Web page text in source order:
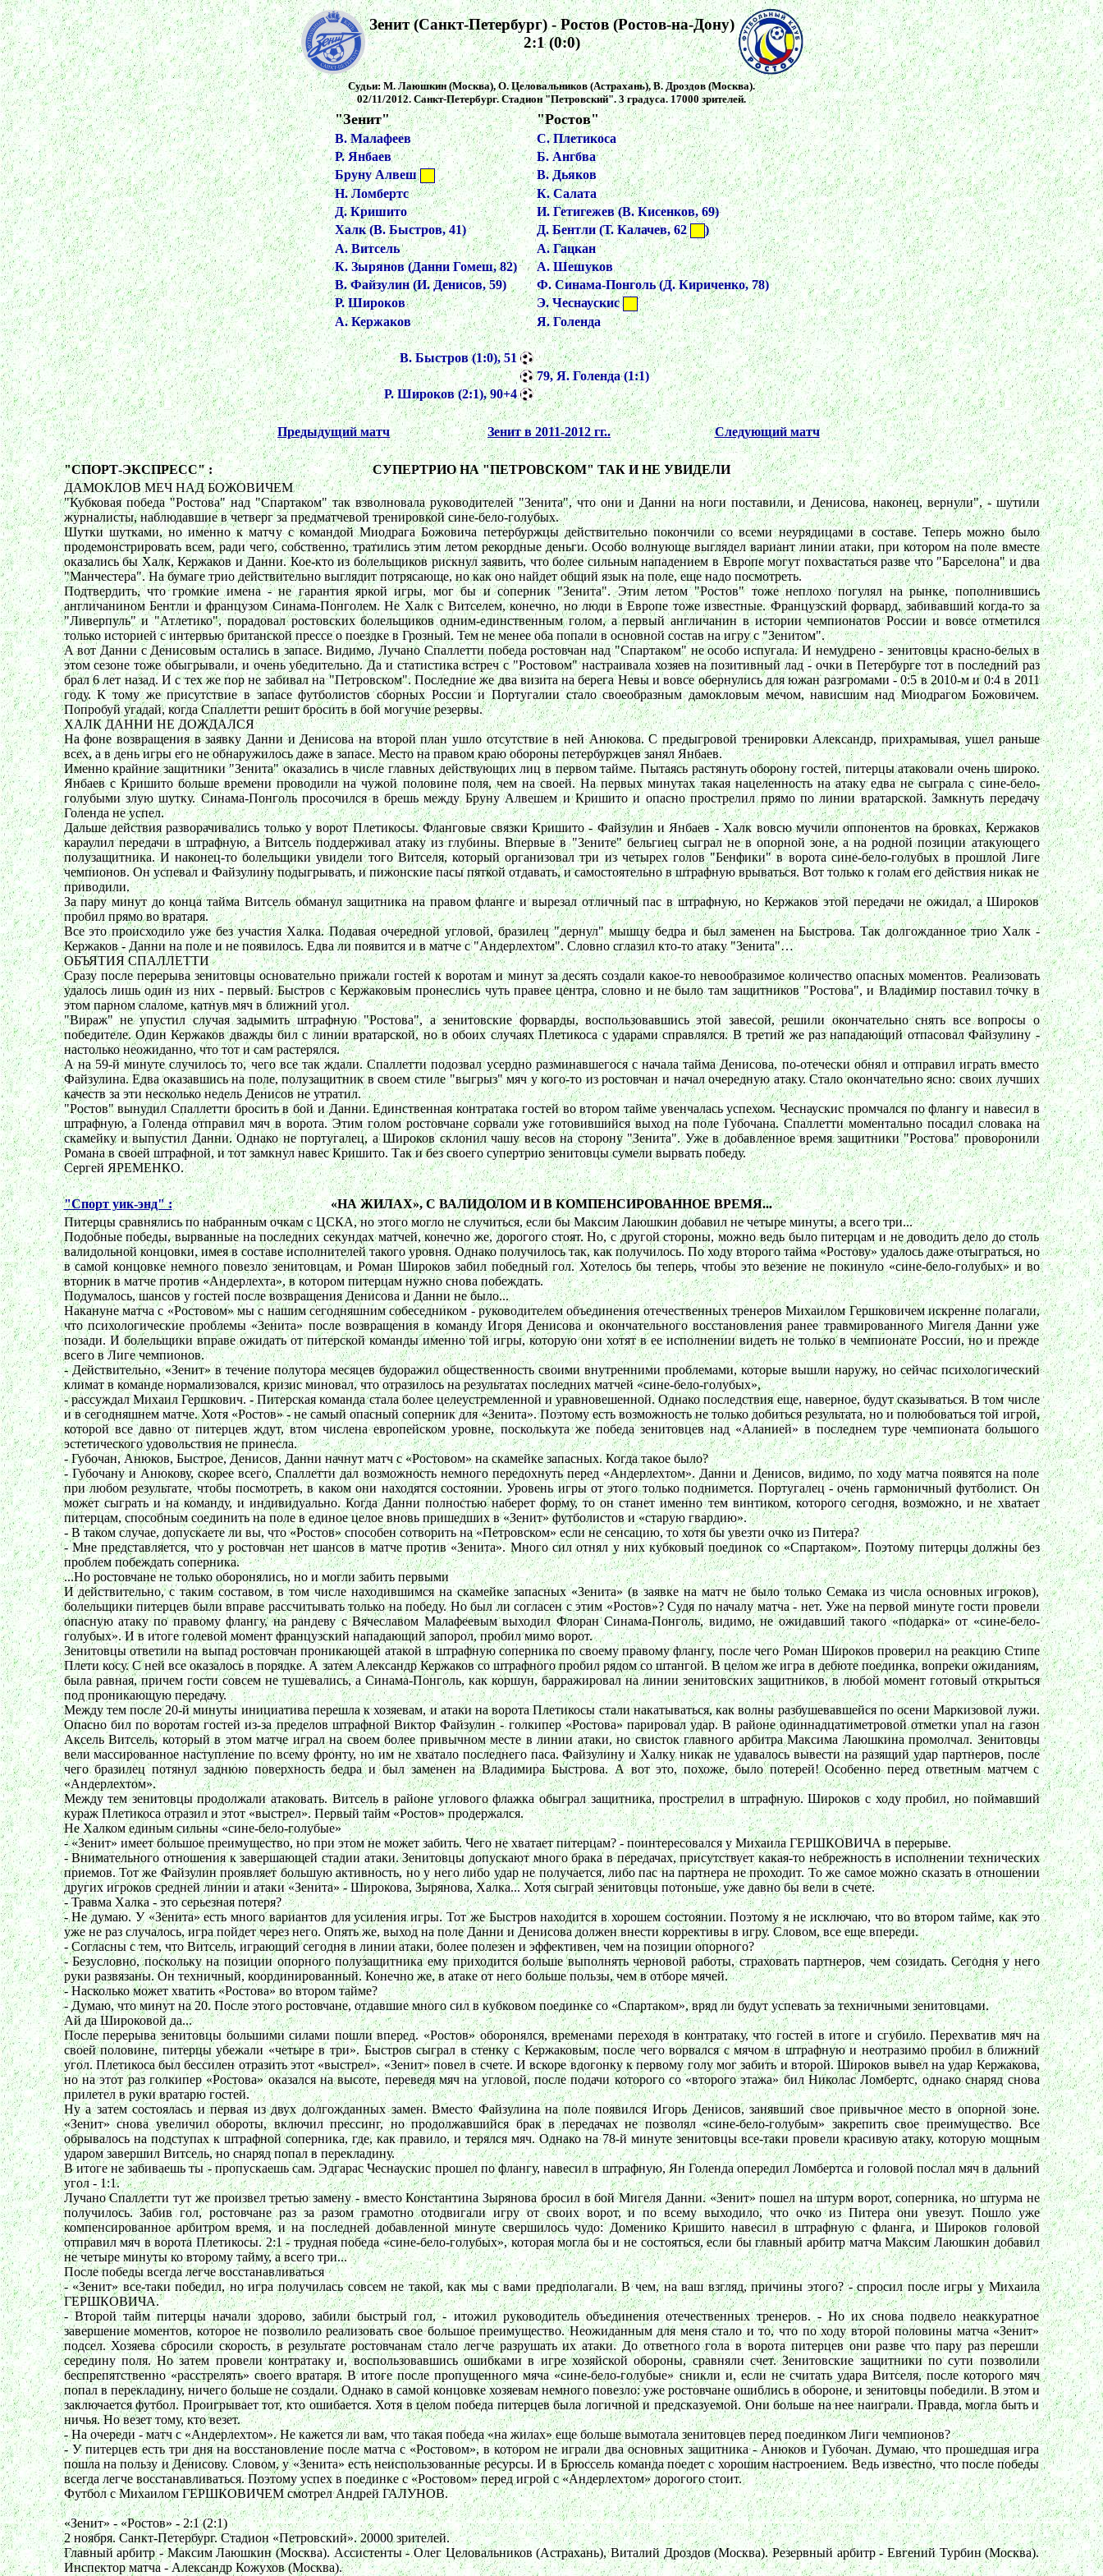
Зенит (Санкт-Петербург) - Ростов (Ростов-на-Дону)
2:1 (0:0)
Судьи: М. Лаюшкин (Москва), О. Целовальников (Астрахань), В. Дроздов (Москва).
02/11/2012. Санкт-Петербург. Стадион "Петровский". 3 градуса. 17000 зрителей.
"Зенит" "Ростов"
В. Малафеев
С. Плетикоса
Р. Янбаев
Б. Ангбва
Бруну Алвеш
В. Дьяков
Н. Ломбертс
К. Салата
Д. Кришито
И. Гетигежев (В. Кисенков, 69)
Халк (В. Быстров, 41)
Д. Бентли (Т. Калачев, 62
)
А. Витсель
А. Гацкан
К. Зырянов (Данни Гомеш, 82)
А. Шешуков
В. Файзулин (И. Денисов, 59)
Ф. Синама-Понголь (Д. Кириченко, 78)
Р. Широков
Э. Чеснаускис
А. Кержаков
Я. Голенда
В. Быстров (1:0), 51
79, Я. Голенда (1:1)
Р. Широков (2:1), 90+4
Предыдущий матч Зенит в 2011-2012 гг.. Следующий матч
"СПОРТ-ЭКСПРЕСС" :
СУПЕРТРИО НА "ПЕТРОВСКОМ" ТАК И НЕ УВИДЕЛИ
ДАМОКЛОВ МЕЧ НАД БОЖОВИЧЕМ
"Кубковая победа "Ростова" над "Спартаком" так взволновала руководителей "Зенита", что они и Данни на ноги поставили, и Денисова, наконец, вернули", - шутили
журналисты, наблюдавшие в четверг за предматчевой тренировкой сине-бело-голубых.
Шутки шутками, но именно к матчу с командой Миодрага Божовича петербуржцы действительно покончили со всеми неурядицами в составе. Теперь можно было
продемонстрировать всем, ради чего, собственно, тратились этим летом рекордные деньги. Особо волнующе выглядел вариант линии атаки, при котором на поле вместе
оказались бы Халк, Кержаков и Данни. Кое-кто из болельщиков рискнул заявить, что более сильным нападением в Европе могут похвастаться разве что "Барселона" и два
"Манчестера". На бумаге трио действительно выглядит потрясающе, но как оно найдет общий язык на поле, еще надо посмотреть.
Подтвердить, что громкие имена - не гарантия яркой игры, мог бы и соперник "Зенита". Этим летом "Ростов" тоже неплохо погулял на рынке, пополнившись
англичанином Бентли и французом Синама-Понголем. Не Халк с Витселем, конечно, но люди в Европе тоже известные. Французский форвард, забивавший когда-то за
"Ливерпуль" и "Атлетико", порадовал ростовских болельщиков одним-единственным голом, а первый англичанин в истории чемпионатов России и вовсе отметился
только историей с интервью британской прессе о поездке в Грозный. Тем не менее оба попали в основной состав на игру с "Зенитом".
А вот Данни с Денисовым остались в запасе. Видимо, Лучано Спаллетти победа ростовчан над "Спартаком" не особо испугала. И немудрено - зенитовцы красно-белых в
этом сезоне тоже обыгрывали, и очень убедительно. Да и статистика встреч с "Ростовом" настраивала хозяев на позитивный лад - очки в Петербурге тот в последний раз
брал 6 лет назад. И с тех же пор не забивал на "Петровском". Последние же два визита на берега Невы и вовсе обернулись для южан разгромами - 0:5 в 2010-м и 0:4 в 2011
году. К тому же присутствие в запасе футболистов сборных России и Португалии стало своеобразным дамокловым мечом, нависшим над Миодрагом Божовичем.
Попробуй угадай, когда Спаллетти решит бросить в бой могучие резервы.
ХАЛК ДАННИ НЕ ДОЖДАЛСЯ
На фоне возвращения в заявку Данни и Денисова на второй план ушло отсутствие в ней Анюкова. С предыгровой тренировки Александр, прихрамывая, ушел раньше
всех, а в день игры его не обнаружилось даже в запасе. Место на правом краю обороны петербуржцев занял Янбаев.
Именно крайние защитники "Зенита" оказались в числе главных действующих лиц в первом тайме. Пытаясь растянуть оборону гостей, питерцы атаковали очень широко.
Янбаев с Кришито больше времени проводили на чужой половине поля, чем на своей. На первых минутах такая нацеленность на атаку едва не сыграла с сине-бело-
голубыми злую шутку. Синама-Понголь просочился в брешь между Бруну Алвешем и Кришито и опасно прострелил прямо по линии вратарской. Замкнуть передачу
Голенда не успел.
Дальше действия разворачивались только у ворот Плетикосы. Фланговые связки Кришито - Файзулин и Янбаев - Халк вовсю мучили оппонентов на бровках, Кержаков
караулил передачи в штрафную, а Витсель поддерживал атаку из глубины. Впервые в "Зените" бельгиец сыграл не в опорной зоне, а на родной позиции атакующего
полузащитника. И наконец-то болельщики увидели того Витселя, который организовал три из четырех голов "Бенфики" в ворота сине-бело-голубых в прошлой Лиге
чемпионов. Он успевал и Файзулину подыгрывать, и пижонские пасы пяткой отдавать, и самостоятельно в штрафную врываться. Вот только к голам его действия никак не
приводили.
За пару минут до конца тайма Витсель обманул защитника на правом фланге и вырезал отличный пас в штрафную, но Кержаков этой передачи не ожидал, а Широков
пробил прямо во вратаря.
Все это происходило уже без участия Халка. Подавая очередной угловой, бразилец "дернул" мышцу бедра и был заменен на Быстрова. Так долгожданное трио Халк -
Кержаков - Данни на поле и не появилось. Едва ли появится и в матче с "Андерлехтом". Словно сглазил кто-то атаку "Зенита"…
ОБЪЯТИЯ СПАЛЛЕТТИ
Сразу после перерыва зенитовцы основательно прижали гостей к воротам и минут за десять создали какое-то невообразимое количество опасных моментов. Реализовать
удалось лишь один из них - первый. Быстров с Кержаковым пронеслись чуть правее центра, словно и не было там защитников "Ростова", и Владимир поставил точку в
этом парном слаломе, катнув мяч в ближний угол.
"Вираж" не упустил случая задымить штрафную "Ростова", а зенитовские форварды, воспользовавшись этой завесой, решили окончательно снять все вопросы о
победителе. Один Кержаков дважды бил с линии вратарской, но в обоих случаях Плетикоса с ударами справлялся. В третий же раз нападающий отпасовал Файзулину -
настолько неожиданно, что тот и сам растерялся.
А на 59-й минуте случилось то, чего все так ждали. Спаллетти подозвал усердно разминавшегося с начала тайма Денисова, по-отечески обнял и отправил играть вместо
Файзулина. Едва оказавшись на поле, полузащитник в своем стиле "выгрыз" мяч у кого-то из ростовчан и начал очередную атаку. Стало окончательно ясно: своих лучших
качеств за эти несколько недель Денисов не утратил.
"Ростов" вынудил Спаллетти бросить в бой и Данни. Единственная контратака гостей во втором тайме увенчалась успехом. Чеснаускис промчался по флангу и навесил в
штрафную, а Голенда отправил мяч в ворота. Этим голом ростовчане сорвали уже готовившийся выход на поле Губочана. Спаллетти моментально посадил словака на
скамейку и выпустил Данни. Однако не португалец, а Широков склонил чашу весов на сторону "Зенита". Уже в добавленное время защитники "Ростова" проворонили
Романа в своей штрафной, и тот замкнул навес Кришито. Так и без своего супертрио зенитовцы сумели вырвать победу.
Сергей ЯРЕМЕНКО.
"Спорт уик-энд" :
«НА ЖИЛАХ», С ВАЛИДОЛОМ И В КОМПЕНСИРОВАННОЕ ВРЕМЯ...
Питерцы сравнялись по набранным очкам с ЦСКА, но этого могло не случиться, если бы Максим Лаюшкин добавил не четыре минуты, а всего три...
Подобные победы, вырванные на последних секундах матчей, конечно же, дорогого стоят. Но, с другой стороны, можно ведь было питерцам и не доводить дело до столь
валидольной концовки, имея в составе исполнителей такого уровня. Однако получилось так, как получилось. По ходу второго тайма «Ростову» удалось даже отыграться, но
в самой концовке немного повезло зенитовцам, и Роман Широков забил победный гол. Хотелось бы теперь, чтобы это везение не покинуло «сине-бело-голубых» и во
вторник в матче против «Андерлехта», в котором питерцам нужно снова побеждать.
Подумалось, шансов у гостей после возвращения Денисова и Данни не было...
Накануне матча с «Ростовом» мы с нашим сегодняшним собеседником - руководителем объединения отечественных тренеров Михаилом Гершковичем искренне полагали,
что психологические проблемы «Зенита» после возвращения в команду Игоря Денисова и окончательного восстановления ранее травмированного Мигеля Данни уже
позади. И болельщики вправе ожидать от питерской команды именно той игры, которую они хотят в ее исполнении видеть не только в чемпионате России, но и прежде
всего в Лиге чемпионов.
- Действительно, «Зенит» в течение полутора месяцев будоражил общественность своими внутренними проблемами, которые вышли наружу, но сейчас психологический
климат в команде нормализовался, кризис миновал, что отразилось на результатах последних матчей «сине-бело-голубых»,
- рассуждал Михаил Гершкович. - Питерская команда стала более целеустремленной и уравновешенной. Однако последствия еще, наверное, будут сказываться. В том числе
и в сегодняшнем матче. Хотя «Ростов» - не самый опасный соперник для «Зенита». Поэтому есть возможность не только добиться результата, но и полюбоваться той игрой,
которой все давно от питерцев ждут, втом числена европейском уровне, посколькута же победа зенитовцев над «Аланией» в последнем туре чемпионата большого
эстетического удовольствия не принесла.
- Губочан, Анюков, Быстрое, Денисов, Данни начнут матч с «Ростовом» на скамейке запасных. Когда такое было?
- Губочану и Анюкову, скорее всего, Спаллетти дал возможность немного передохнуть перед «Андерлехтом». Данни и Денисов, видимо, по ходу матча появятся на поле
при любом результате, чтобы посмотреть, в каком они находятся состоянии. Уровень игры от этого только поднимется. Португалец - очень гармоничный футболист. Он
может сыграть и на команду, и индивидуально. Когда Данни полностью наберет форму, то он станет именно тем винтиком, которого сегодня, возможно, и не хватает
питерцам, способным соединить на поле в единое целое вновь пришедших в «Зенит» футболистов и «старую гвардию».
- В таком случае, допускаете ли вы, что «Ростов» способен сотворить на «Петровском» если не сенсацию, то хотя бы увезти очко из Питера?
- Мне представляется, что у ростовчан нет шансов в матче против «Зенита». Много сил отнял у них кубковый поединок со «Спартаком». Поэтому питерцы должны без
проблем побеждать соперника.
...Но ростовчане не только оборонялись, но и могли забить первыми
И действительно, с таким составом, в том числе находившимся на скамейке запасных «Зенита» (в заявке на матч не было только Семака из числа основных игроков),
болельщики питерцев были вправе рассчитывать только на победу. Но был ли согласен с этим «Ростов»? Судя по началу матча - нет. Уже на первой минуте гости провели
опасную атаку по правому флангу, на рандеву с Вячеславом Малафеевым выходил Флоран Синама-Понголь, видимо, не ожидавший такого «подарка» от «сине-бело-
голубых». И в итоге голевой момент французский нападающий запорол, пробил мимо ворот.
Зенитовцы ответили на выпад ростовчан проникающей атакой в штрафную соперника по своему правому флангу, после чего Роман Широков проверил на реакцию Стипе
Плети косу. С ней все оказалось в порядке. А затем Александр Кержаков со штрафного пробил рядом со штангой. В целом же игра в дебюте поединка, вопреки ожиданиям,
была равная, причем гости совсем не тушевались, а Синама-Понголь, как коршун, барражировал на линии зенитовских защитников, в любой момент готовый открыться
под проникающую передачу.
Между тем после 20-й минуты инициатива перешла к хозяевам, и атаки на ворота Плетикосы стали накатываться, как волны разбушевавшейся по осени Маркизовой лужи.
Опасно бил по воротам гостей из-за пределов штрафной Виктор Файзулин - голкипер «Ростова» парировал удар. В районе одиннадцатиметровой отметки упал на газон
Аксель Витсель, который в этом матче играл на своем более привычном месте в линии атаки, но свисток главного арбитра Максима Лаюшкина промолчал. Зенитовцы
вели массированное наступление по всему фронту, но им не хватало последнего паса. Файзулину и Халку никак не удавалось вывести на разящий удар партнеров, после
чего бразилец потянул заднюю поверхность бедра и был заменен на Владимира Быстрова. А вот это, похоже, было потерей! Особенно перед ответным матчем с
«Андерлехтом».
Между тем зенитовцы продолжали атаковать. Витсель в районе углового флажка обыграл защитника, прострелил в штрафную. Широков с ходу пробил, но поймавший
кураж Плетикоса отразил и этот «выстрел». Первый тайм «Ростов» продержался.
Не Халком единым сильны «сине-бело-голубые»
- «Зенит» имеет большое преимущество, но при этом не может забить. Чего не хватает питерцам? - поинтересовался у Михаила ГЕРШКОВИЧА в перерыве.
- Внимательного отношения к завершающей стадии атаки. Зенитовцы допускают много брака в передачах, присутствует какая-то небрежность в исполнении технических
приемов. Тот же Файзулин проявляет большую активность, но у него либо удар не получается, либо пас на партнера не проходит. То же самое можно сказать в отношении
других игроков средней линии и атаки «Зенита» - Широкова, Зырянова, Халка... Хотя сыграй зенитовцы потоньше, уже давно бы вели в счете.
- Травма Халка - это серьезная потеря?
- Не думаю. У «Зенита» есть много вариантов для усиления игры. Тот же Быстров находится в хорошем состоянии. Поэтому я не исключаю, что во втором тайме, как это
уже не раз случалось, игра пойдет через него. Опять же, выход на поле Данни и Денисова должен внести коррективы в игру. Словом, все еще впереди.
- Согласны с тем, что Витсель, играющий сегодня в линии атаки, более полезен и эффективен, чем на позиции опорного?
- Безусловно, поскольку на позиции опорного полузащитника ему приходится больше выполнять черновой работы, страховать партнеров, чем созидать. Сегодня у него
руки развязаны. Он техничный, координированный. Конечно же, в атаке от него больше пользы, чем в отборе мячей.
- Насколько может хватить «Ростова» во втором тайме?
- Думаю, что минут на 20. После этого ростовчане, отдавшие много сил в кубковом поединке со «Спартаком», вряд ли будут успевать за техничными зенитовцами.
Ай да Широковой да...
После перерыва зенитовцы большими силами пошли вперед. «Ростов» оборонялся, временами переходя в контратаку, что гостей в итоге и сгубило. Перехватив мяч на
своей половине, питерцы убежали «четыре в три». Быстров сыграл в стенку с Кержаковым, после чего ворвался с мячом в штрафную и неотразимо пробил в ближний
угол. Плетикоса был бессилен отразить этот «выстрел». «Зенит» повел в счете. И вскоре вдогонку к первому голу мог забить и второй. Широков вывел на удар Кержакова,
но на этот раз голкипер «Ростова» оказался на высоте, переведя мяч на угловой, после подачи которого со «второго этажа» бил Николас Ломбертс, однако снаряд снова
прилетел в руки вратарю гостей.
Ну а затем состоялась и первая из двух долгожданных замен. Вместо Файзулина на поле появился Игорь Денисов, занявший свое привычное место в опорной зоне.
«Зенит» снова увеличил обороты, включил прессинг, но продолжавшийся брак в передачах не позволял «сине-бело-голубым» закрепить свое преимущество. Все
обрывалось на подступах к штрафной соперника, где, как правило, и терялся мяч. Однако на 78-й минуте зенитовцы все-таки провели красивую атаку, которую мощным
ударом завершил Витсель, но снаряд попал в перекладину.
В итоге не забиваешь ты - пропускаешь сам. Эдгарас Чеснаускис прошел по флангу, навесил в штрафную, Ян Голенда опередил Ломбертса и головой послал мяч в дальний
угол - 1:1.
Лучано Спаллетти тут же произвел третью замену - вместо Константина Зырянова бросил в бой Мигеля Данни. «Зенит» пошел на штурм ворот, соперника, но штурма не
получилось. Забив гол, ростовчане раз за разом грамотно отодвигали игру от своих ворот, и по всему выходило, что очко из Питера они увезут. Пошло уже
компенсированное арбитром время, и на последней добавленной минуте свершилось чудо: Доменико Кришито навесил в штрафную с фланга, и Широков головой
отправил мяч в ворота Плетикосы. 2:1 - трудная победа «сине-бело-голубых», которая могла бы и не состояться, если бы главный арбитр матча Максим Лаюшкин добавил
не четыре минуты ко второму тайму, а всего три...
После победы всегда легче восстанавливаться
- «Зенит» все-таки победил, но игра получилась совсем не такой, как мы с вами предполагали. В чем, на ваш взгляд, причины этого? - спросил после игры у Михаила
ГЕРШКОВИЧА.
- Второй тайм питерцы начали здорово, забили быстрый гол, - итожил руководитель объединения отечественных тренеров. - Но их снова подвело неаккуратное
завершение моментов, которое не позволило реализовать свое большое преимущество. Неожиданным для меня стало и то, что по ходу второй половины матча «Зенит»
подсел. Хозяева сбросили скорость, в результате ростовчанам стало легче разрушать их атаки. До ответного гола в ворота питерцев они разве что пару раз перешли
середину поля. Но затем провели контратаку и, воспользовавшись ошибками в игре хозяйской обороны, сравняли счет. Зенитовские защитники по сути позволили
беспрепятственно «расстрелять» своего вратаря. В итоге после пропущенного мяча «сине-бело-голубые» сникли и, если не считать удара Витселя, после которого мяч
попал в перекладину, ничего больше не создали. Однако в самой концовке хозяевам немного повезло: уже ростовчане ошиблись в обороне, и зенитовцы победили. В этом и
заключается футбол. Проигрывает тот, кто ошибается. Хотя в целом победа питерцев была логичной и предсказуемой. Они больше на нее наиграли. Правда, могла быть и
ничья. Но везет тому, кто везет.
- На очереди - матч с «Андерлехтом». Не кажется ли вам, что такая победа «на жилах» еще больше вымотала зенитовцев перед поединком Лиги чемпионов?
- У питерцев есть три дня на восстановление после матча с «Ростовом», в котором не играли два основных защитника - Анюков и Губочан. Думаю, что прошедшая игра
пошла на пользу и Денисову. Словом, у «Зенита» есть неиспользованные ресурсы. И в Брюссель команда поедет с хорошим настроением. Ведь известно, что после победы
всегда легче восстанавливаться. Поэтому успех в поединке с «Ростовом» перед игрой с «Андерлехтом» дорогого стоит.
Футбол с Михаилом ГЕРШКОВИЧЕМ смотрел Андрей ГАЛУНОВ.
«Зенит» - «Ростов» - 2:1 (2:1)
2 ноября. Санкт-Петербург. Стадион «Петровский». 20000 зрителей.
Главный арбитр - Максим Лаюшкин (Москва). Ассистенты - Олег Целовальников (Астрахань), Виталий Дроздов (Москва). Резервный арбитр - Евгений Турбин (Москва).
Инспектор матча - Александр Кожухов (Москва).